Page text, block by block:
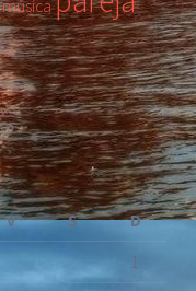
música
V S
D
1